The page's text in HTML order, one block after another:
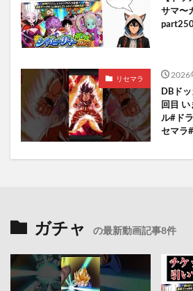
サマ〜
part250
リセマラ 2026
DBド
回目
ル#ド
セマラ
ガチャ の最新動画記事8件